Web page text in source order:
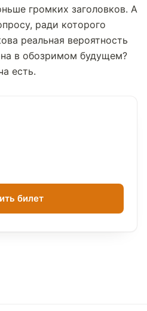
громких заголовков. А
ради которого
реальная вероятность
в обозримом будущем?
есть.
билет